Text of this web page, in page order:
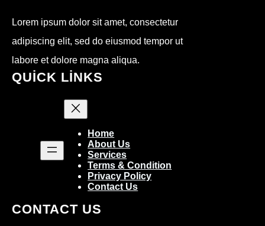
Lorem ipsum dolor sit amet, consectetur
adipiscing elit, sed do eiusmod tempor ut
labore et dolore magna aliqua.
QUICK LINKS
Home
About Us
Services
Terms & Condition
Privacy Policy
Contact Us
CONTACT US